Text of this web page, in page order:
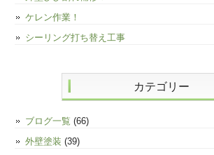
ケレン作業！
シーリング打ち替え工事
カテゴリー
ブログ一覧 (66)
外壁塗装 (39)